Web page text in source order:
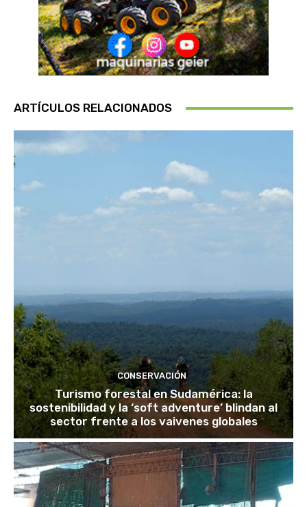
ARTÍCULOS RELACIONADOS
CONSERVACIÓN
Turismo forestal en Sudamérica: la
sostenibilidad y la ‘soft adventure’ blindan al
sector frente a los vaivenes globales